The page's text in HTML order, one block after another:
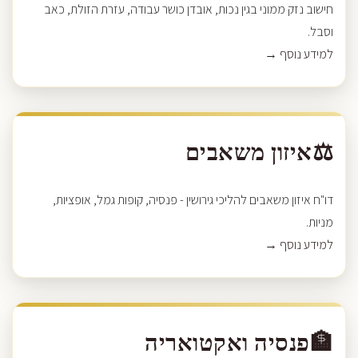
חישוב נזק ממוני בגין נכות, אובדן כושר עבודה, עזרת הזולת, כאב
וסבל.
למידע נוסף →
⚖️איזון משאבים
דו"ח איזון משאבים להליכי גירושין - פנסיה, קופות גמל, אופציות,
מניות.
למידע נוסף →
🏦פנסיה ואקטואריה